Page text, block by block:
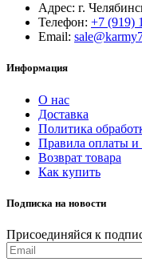
Адрес: г.
Телефон: +7 (919)
Email:
Информация
О нас
Доставка
Политика
Правила оплаты и
Возврат товара
Как купить
Подписка на новости
Присоединяйся к